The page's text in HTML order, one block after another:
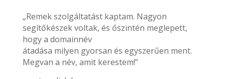
„Remek szolgáltatást kaptam. Nagyon
segítőkészek voltak, és őszintén meglepett,
hogy a domainnév
átadása milyen gyorsan és egyszerűen ment.
Megvan a név, amit kerestem!”